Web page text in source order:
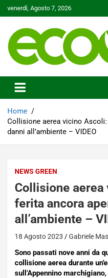
to
venerdì, Agosto 7, 2026
Ecoo.it
Home
Collisione aerea vicino
danni all’ambiente – VIDEO
NEWS GREEN
Collisione
ferita ancora
all’ambiente –
18 Agosto 2023 Gabriele
Sono passati nove anni da
collisione aerea durante
sull’Appennino